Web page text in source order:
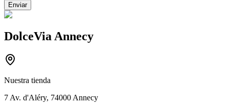
Enviar
DolceVia Annecy
Nuestra tienda
7 Av. d'Aléry, 74000 Annecy